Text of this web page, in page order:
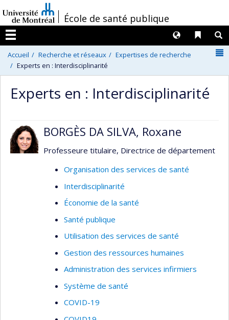
au
contenu
/École de santé publique
Menu
Liens
Langues
Accueil Recherche et réseaux
Expertises de recherche
Experts en : Interdisciplinarité
Experts en : Interdisciplinarité
BORGÈS DA SILVA, Roxane
Professeure titulaire, Directrice de département
Organisation des services de santé
Interdisciplinarité
Économie de la santé
Santé publique
Utilisation des services de santé
Gestion des ressources humaines
Administration des services infirmiers
Système de santé
COVID-19